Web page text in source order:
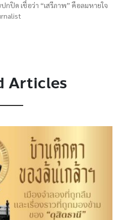
ปิด เชื่อว่า “เสรีภาพ” คือลมหายใจ
Articles